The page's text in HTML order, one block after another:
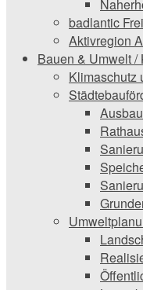
badlantic
Aktivregion
Bauen & Umwelt /
­Klimaschutz